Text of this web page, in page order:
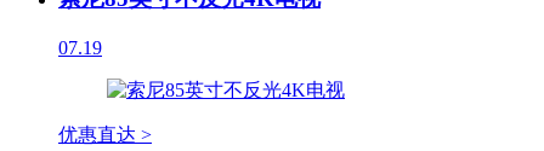
07.19
优惠直达 >